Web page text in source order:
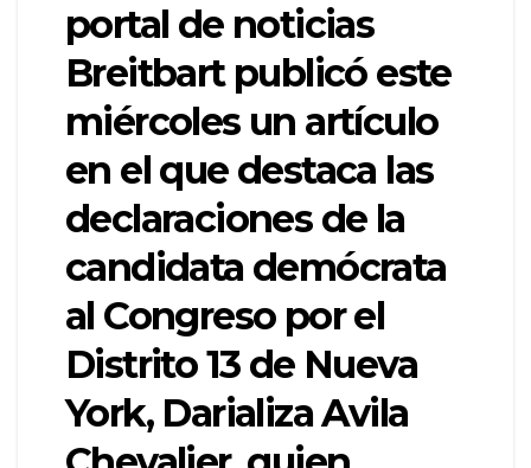
portal de noticias
Breitbart publicó este
miércoles un artículo
en el que destaca las
declaraciones de la
candidata demócrata
al Congreso por el
Distrito 13 de Nueva
York, Darializa Avila